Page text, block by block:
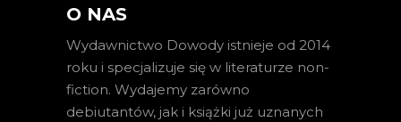
O NAS
Wydawnictwo Dowody istnieje od 2014
roku i specjalizuje się w literaturze non-
fiction. Wydajemy zarówno
debiutantów, jak i książki już uznanych